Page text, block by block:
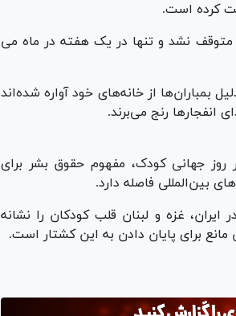
نشد و تنها در یک هفته در ماه می
هزار کودک لبنانی به دلیل بمباران‌ها از خانه‌های خود آواره شده‌اند
جهانی کودک، مفهوم حقوق بشر برای
بین‌المللی فاصله دارد.
ایران، غزه و لبنان قلب کودکان را نشانه
برای پایان دادن به این کشتار است.